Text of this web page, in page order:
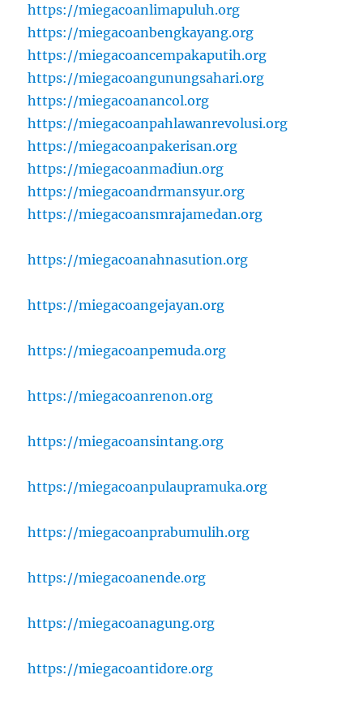
https://miegacoanlimapuluh.org
https://miegacoanbengkayang.org
https://miegacoancempakaputih.org
https://miegacoangunungsahari.org
https://miegacoanancol.org
https://miegacoanpahlawanrevolusi.org
https://miegacoanpakerisan.org
https://miegacoanmadiun.org
https://miegacoandrmansyur.org
https://miegacoansmrajamedan.org
https://miegacoanahnasution.org
https://miegacoangejayan.org
https://miegacoanpemuda.org
https://miegacoanrenon.org
https://miegacoansintang.org
https://miegacoanpulaupramuka.org
https://miegacoanprabumulih.org
https://miegacoanende.org
https://miegacoanagung.org
https://miegacoantidore.org